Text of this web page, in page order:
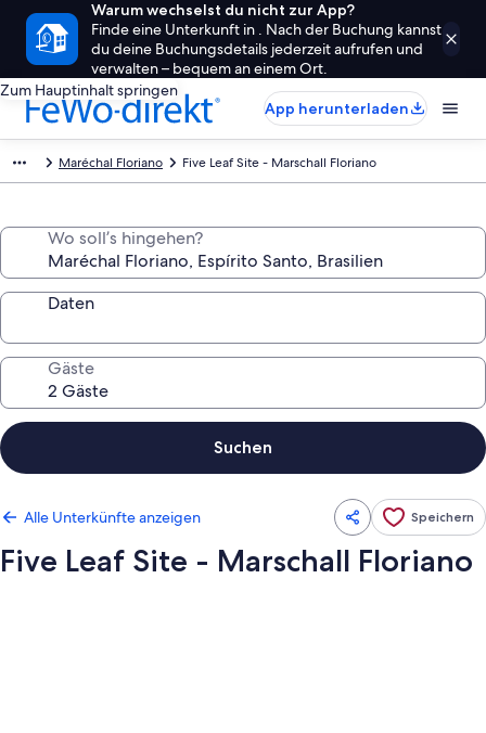
Warum wechselst du nicht zur App?
Finde eine Unterkunft in . Nach der Buchung kannst
du deine Buchungsdetails jederzeit aufrufen und
verwalten – bequem an einem Ort.
Zum Hauptinhalt springen
App herunterladen
Maréchal Floriano Five Leaf Site - Marschall Floriano
Wo soll’s hingehen?
Daten
Gäste
Suchen
Alle Unterkünfte anzeigen Speichern
Five Leaf Site - Marschall Floriano